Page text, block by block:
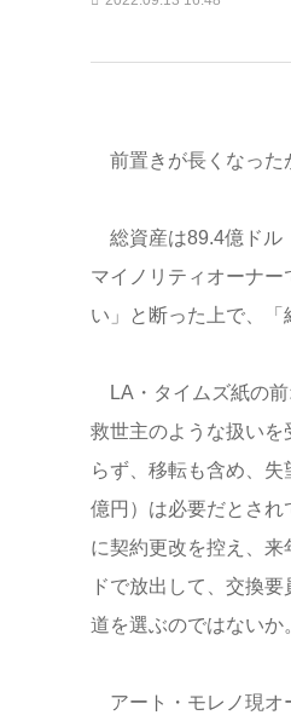
前置きが長くなった
総資産は89.4億ドル
マイノリティオーナ
い」と断った上で、「
LA・タイムズ紙の前
救世主のような扱い
らず、移転も含め、
億円）は必要だとさ
に契約更改を控え、
ドで放出して、交換
道を選ぶのではないか
アート・モレノ現オ